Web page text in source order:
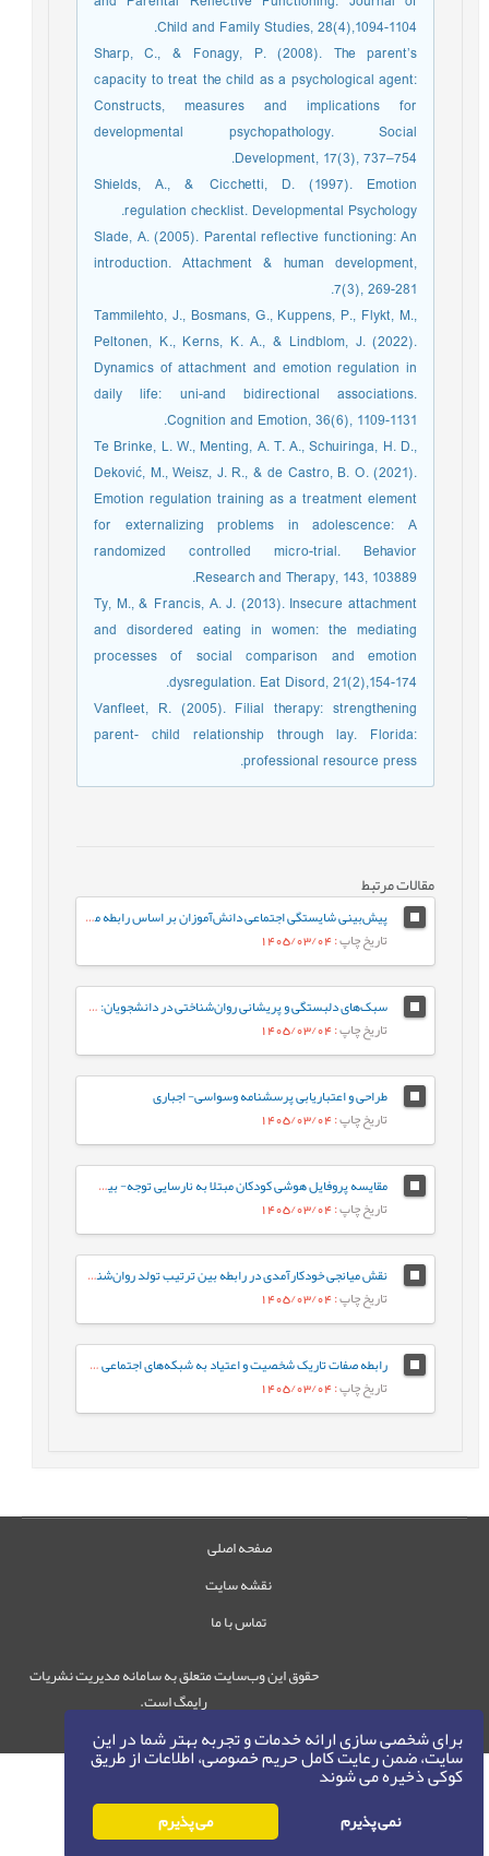
برای شخصی سازی ارائه خدمات و تجربه بهتر شما در این
سایت، ضمن رعایت کامل حریم خصوصی، اطلاعات از طریق
کوکی ذخیره می شوند
نمی پذیرم می پذیرم
Child and Family Studies, 28(4),1094-1104.
Sharp, C., & Fonagy, P. (2008). The parent’s
capacity to treat the child as a psychological agent:
Constructs, measures and implications for
developmental psychopathology. Social
Development, 17(3), 737–754.
Shields, A., & Cicchetti, D. (1997). Emotion
regulation checklist. Developmental Psychology.
Slade, A. (2005). Parental reflective functioning: An
introduction. Attachment & human development,
7(3), 269-281.
Tammilehto, J., Bosmans, G., Kuppens, P., Flykt, M.,
Peltonen, K., Kerns, K. A., & Lindblom, J. (2022).
Dynamics of attachment and emotion regulation in
daily life: uni-and bidirectional associations.
Cognition and Emotion, 36(6), 1109-1131.
Te Brinke, L. W., Menting, A. T. A., Schuiringa, H. D.,
Deković, M., Weisz, J. R., & de Castro, B. O. (2021).
Emotion regulation training as a treatment element
for externalizing problems in adolescence: A
randomized controlled micro-trial. Behavior
Research and Therapy, 143, 103889.
Ty, M., & Francis, A. J. (2013). Insecure attachment
and disordered eating in women: the mediating
processes of social comparison and emotion
dysregulation. Eat Disord, 21(2),154-174.
Vanfleet, R. (2005). Filial therapy: strengthening
parent- child relationship through lay. Florida:
professional resource press.
مقالات مرتبط
پیش‌بینی شایستگی اجتماعی دانش‌آموزان بر اساس رابطه معلم-دانش‌آموز و احساس تعلق به مدرسه: نقش واسطه‌ای تنظیم رفتاری هیجان
تاریخ چاپ: 1405/03/04
سبک‌های دلبستگی و پریشانی روان‌شناختی در دانشجویان: نقش واسطه‌ای تنظیم هیجان بین فردی
تاریخ چاپ: 1405/03/04
طراحی و اعتباریابی پرسشنامه وسواسی- اجباری
تاریخ چاپ: 1405/03/04
مقایسه پروفایل هوشی کودکان مبتلا به نارسایی توجه- بیش‌فعالی با کودکان عادی براساس شاخص‌های جانبی و مکمل آزمون WISC-V
تاریخ چاپ: 1405/03/04
نقش میانجی خودکارآمدی در رابطه‌ بین ترتیب تولد روان‌شناختی و جوخانواده با رفتارهای جامعه پسند در دانشجویان
تاریخ چاپ: 1405/03/04
رابطه صفات تاریک شخصیت و اعتیاد به شبکه‌های اجتماعی مجازی با نقش میانجی سبک‌های مقابله‌ای
تاریخ چاپ: 1405/03/04
صفحه اصلی
نقشه سایت
تماس با ما
حقوق این وب‌سایت متعلق به سامانه مدیریت نشریات
رایمگ است.